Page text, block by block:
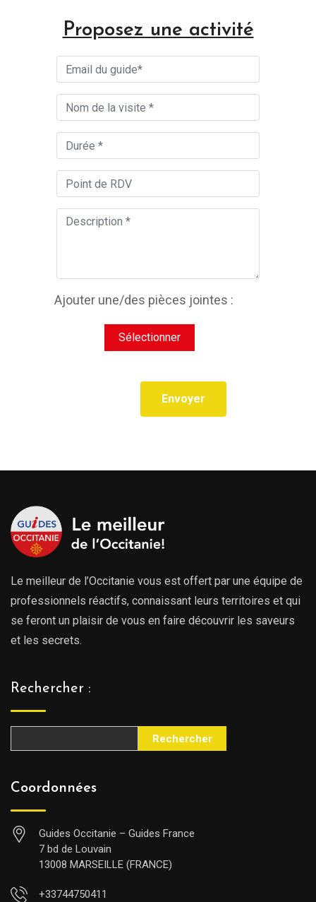
Proposez une activité
Ajouter une/des pièces jointes :
Le meilleur de l’Occitanie vous est offert par une équipe de
professionnels réactifs, connaissant leurs territoires et qui
se feront un plaisir de vous en faire découvrir les saveurs
et les secrets.
Rechercher :
Rechercher
Coordonnées
Guides Occitanie – Guides France
7 bd de Louvain
13008 MARSEILLE (FRANCE)
+33744750411